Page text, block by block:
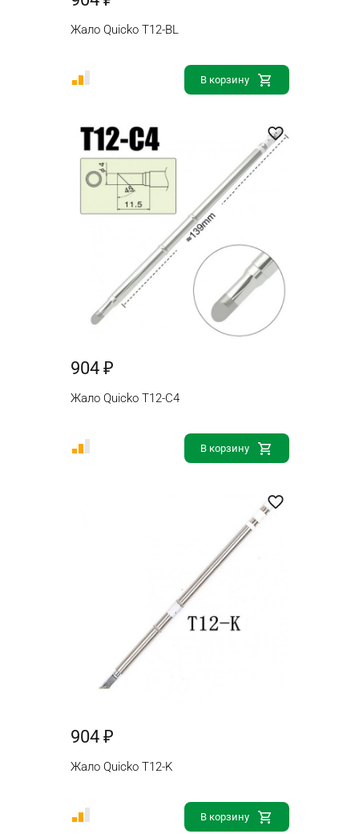
Жало Quicko T12-BL
В корзину
904 ₽
Жало Quicko T12-C4
В корзину
904 ₽
Жало Quicko T12-K
В корзину